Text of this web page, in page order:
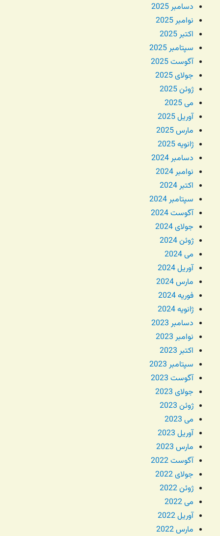
دسامبر 2025
نوامبر 2025
اکتبر 2025
سپتامبر 2025
آگوست 2025
جولای 2025
ژوئن 2025
می 2025
آوریل 2025
مارس 2025
ژانویه 2025
دسامبر 2024
نوامبر 2024
اکتبر 2024
سپتامبر 2024
آگوست 2024
جولای 2024
ژوئن 2024
می 2024
آوریل 2024
مارس 2024
فوریه 2024
ژانویه 2024
دسامبر 2023
نوامبر 2023
اکتبر 2023
سپتامبر 2023
آگوست 2023
جولای 2023
ژوئن 2023
می 2023
آوریل 2023
مارس 2023
آگوست 2022
جولای 2022
ژوئن 2022
می 2022
آوریل 2022
مارس 2022